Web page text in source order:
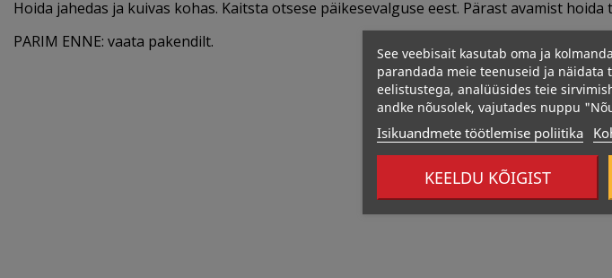
Hoida jahedas ja kuivas kohas. Kaitsta otsese päikesevalguse eest. Pärast avamist
PARIM ENNE: vaata pakendilt.
See veebisait kasutab oma ja
parandada meie teenuseid ja näidata
eelistustega, analüüsides teie
andke nõusolek, vajutades nuppu
Isikuandmete töötlemise poliitika
KEELDU KÕIGIST